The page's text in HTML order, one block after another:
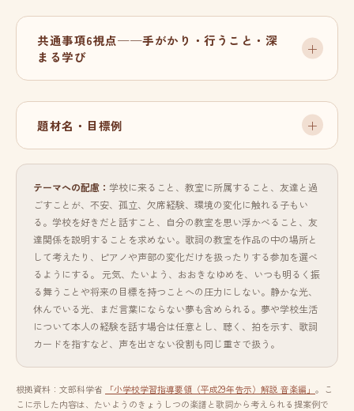
共通事項6視点──手がかり・行うこと・深
まる学び
題材名・目標例
テーマへの配慮： 学校に来ること、教室に所属すること、友達と過
ごすことが、不安、孤立、欠席経験、環境の変化に触れる子もい
る。学校を好きだと話すこと、自分の教室を思い浮かべること、友
達関係を説明することを求めない。歌詞の教室を作品の中の場所と
して考えたり、ピアノや声部の変化だけを扱ったりする参加を選べ
るようにする。 元気、たいよう、おおきなゆめを、いつも明るく振
る舞うことや将来の目標を持つことへの圧力にしない。静かな光、
休んでいる光、まだ言葉にならない夢も含められる。夢や学校生活
について本人の経験を話す場合は任意とし、聴く、拍を示す、歌詞
カードを指すなど、声を出さない役割も同じ重さで扱う。
根拠資料：文部科学省 「小学校学習指導要領（平成29年告示）解説 音楽編」 。こ
こに示した内容は、たいようのきょうしつの楽譜と歌詞から考えられる提案例で